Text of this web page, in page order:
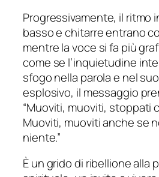
Progressivamente, il ritmo
basso e chitarre entrano
mentre la voce si fa più
come se l’inquietudine
sfogo nella parola e nel
esplosivo, il messaggio
“Muoviti, muoviti, stoppati
Muoviti, muoviti anche se
niente.”
È un grido di ribellione alla